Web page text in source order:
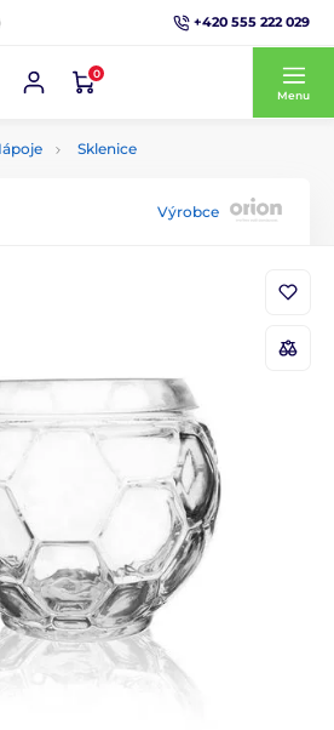
+420 555 222 029
0
Menu
Sklenice
Výrobce